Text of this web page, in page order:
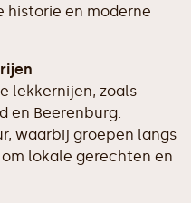
historie en moderne
lekkernijen, zoals
en Beerenburg.
waarbij groepen langs
lokale gerechten en